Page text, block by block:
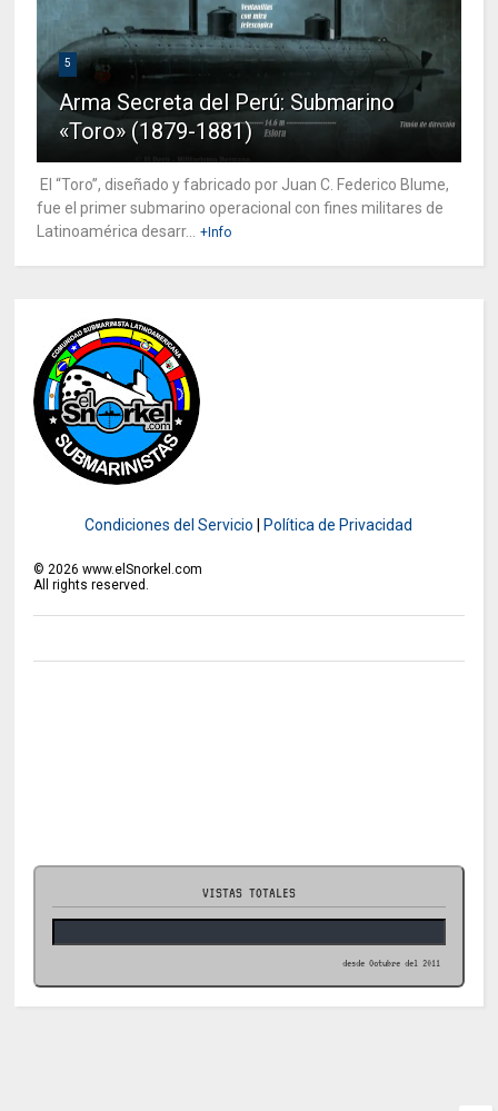
5
Arma Secreta del Perú: Submarino
«Toro» (1879-1881)
El “Toro”, diseñado y fabricado por Juan C. Federico Blume,
fue el primer submarino operacional con fines militares de
Latinoamérica desarr...
+Info
Condiciones del Servicio Política de Privacidad
©2026 www.elSnorkel.com
All rights reserved.
VISTAS TOTALES
desde Octubre del 2011